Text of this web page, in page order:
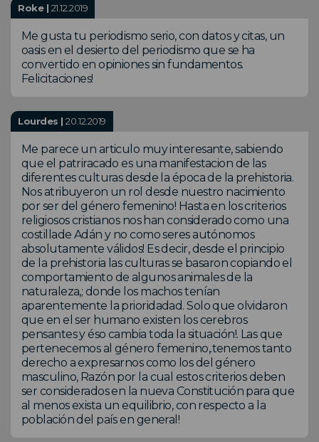
Roke | 21.12.2019
Me gusta tu periodismo serio, con datos y citas, un
oasis en el desierto del periodismo que se ha
convertido en opiniones sin fundamentos.
Felicitaciones!
Lourdes |20.12.2019
Me parece un articulo muy interesante, sabiendo
que el patriracado es una manifestacion de las
diferentes culturas desde la época de la prehistoria.
Nos atribuyeron un rol desde nuestro nacimiento
por ser del género femenino! Hasta en los criterios
religiosos cristianos nos han considerado como una
costillade Adán y no como seres autónomos
absolutamente válidos! Es decir, desde el principio
de la prehistoria las culturas se basaron copiando el
comportamiento de algunos animales de la
naturaleza,; donde los machos tenían
aparentemente la prioridadad. Solo que olvidaron
que en el ser humano existen los cerebros
pensantes y éso cambia toda la situación!. Las que
pertenecemos al género femenino,.tenemos tanto
derecho a expresarnos como los del género
masculino, Razón por la cual estos criterios deben
ser considerados en la nueva Constitución para que
al menos exista un equilibrio, con respecto a la
población del país en general!